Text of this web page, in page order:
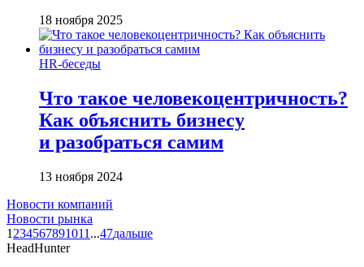
18 ноября 2025
HR-беседы
Что такое человеко­центричность?
Как объяснить бизнесу
и разобраться самим
13 ноября 2024
Новости компаний
Новости рынка
1 234567891011 ...47дальше
HeadHunter